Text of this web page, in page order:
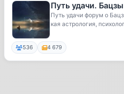
Путь удачи.
Путь удачи форум о
кая астрология,
536 4 679